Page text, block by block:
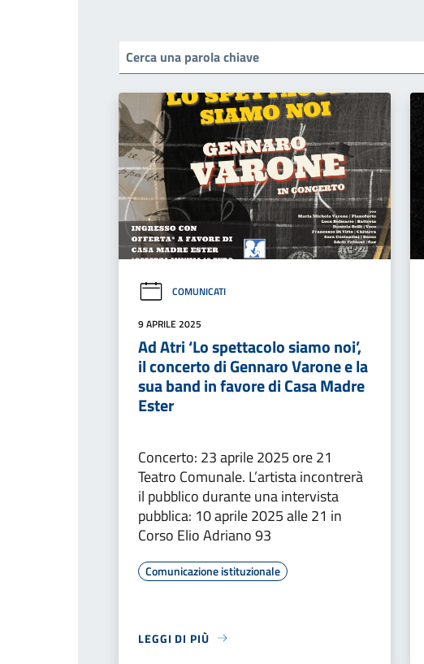
COMUNICATI
9 APRILE 2025
Ad Atri ‘Lo spettacolo siamo noi’,
il concerto di Gennaro Varone e la
sua band in favore di Casa Madre
Ester
Concerto: 23 aprile 2025 ore 21
Teatro Comunale. L’artista incontrerà
il pubblico durante una intervista
pubblica: 10 aprile 2025 alle 21 in
Corso Elio Adriano 93
Comunicazione istituzionale
LEGGI DI PIÙ